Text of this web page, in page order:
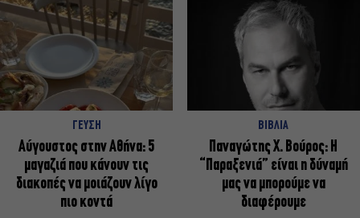
ΓΕΥΣΗ
Αύγουστος στην Αθήνα: 5
μαγαζιά που κάνουν τις
διακοπές να μοιάζουν λίγο
πιο κοντά
ΒΙΒΛΙΑ
Παναγώτης Χ. Βούρος: Η
“Παραξενιά” είναι η δύναμή
μας να μπορούμε να
διαφέρουμε